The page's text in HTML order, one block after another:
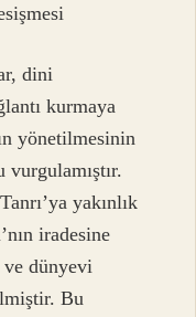
dini
kurmaya
yönetilmesinin
yakınlık
iradesine
ve dünyevi
Bu